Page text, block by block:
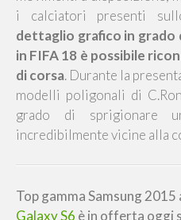
i calciatori presenti
dettaglio grafico in
in FIFA 18 è possibile
di corsa. Durante la
modelli poligonali di
grado di sprigionare
incredibilmente vicine alla
Top gamma Samsung
Galaxy S6 è in offerta oggi